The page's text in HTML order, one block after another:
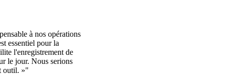
à nos opérations
essentiel pour la
l'enregistrement de
le jour. Nous serions
outil. »"